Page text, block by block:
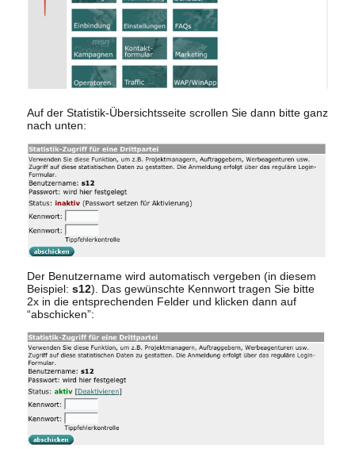
Auf der Statistik-Übersichtsseite scrollen Sie dann bitte ganz
nach unten:
Der Benutzername wird automatisch vergeben (in diesem
Beispiel: s12). Das gewünschte Kennwort tragen Sie bitte
2x in die entsprechenden Felder und klicken dann auf
“abschicken”: